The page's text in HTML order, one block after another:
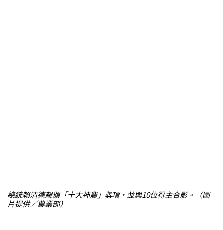
總統賴清德親頒「十大神農」獎項，並與10位得主合影。（圖
片提供／農業部）